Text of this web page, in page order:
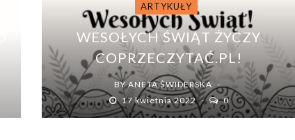
ARTYKUŁY
WESOŁYCH ŚWIĄT ŻYCZY
COPRZECZYTAĆ.PL!
BYANETA ŚWIDERSKA
17 kwietnia 2022
0